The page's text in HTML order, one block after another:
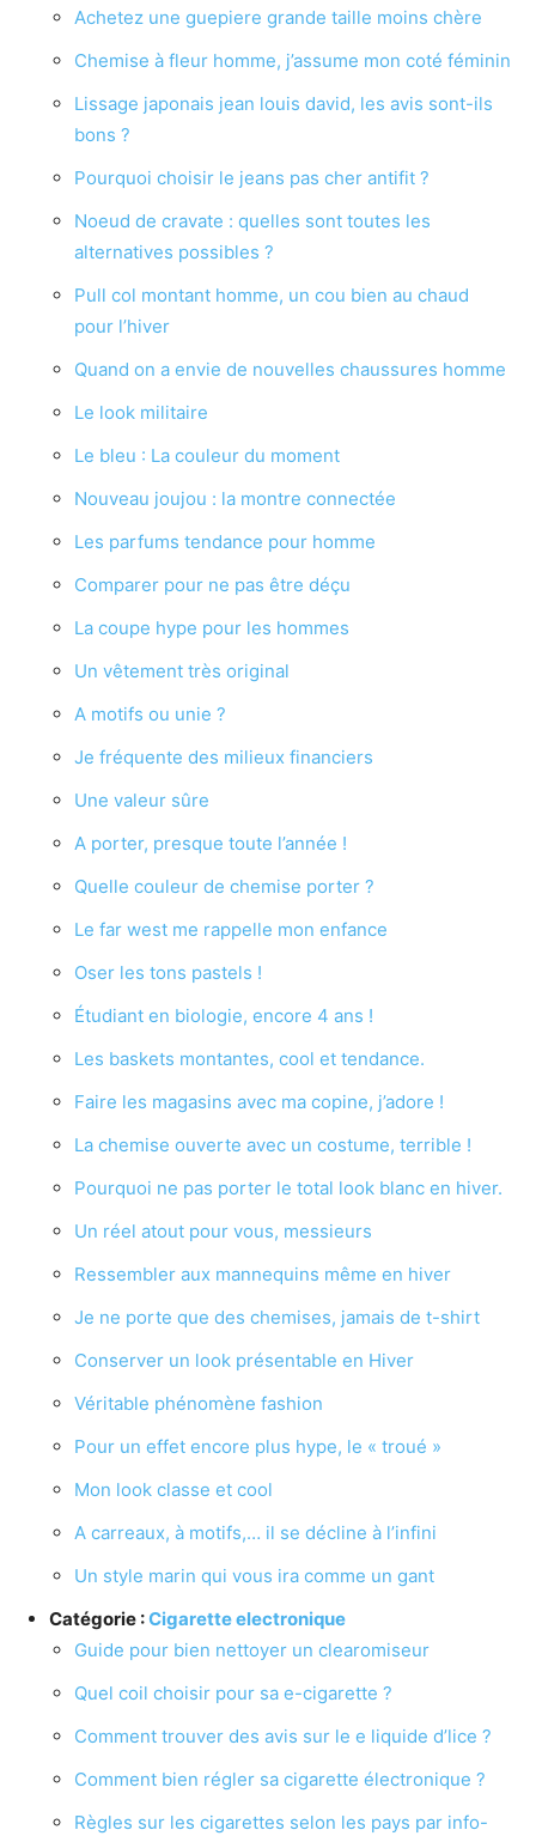
Achetez une guepiere grande taille moins chère
Chemise à fleur homme, j’assume mon coté féminin
Lissage japonais jean louis david, les avis sont-ils
bons ?
Pourquoi choisir le jeans pas cher antifit ?
Noeud de cravate : quelles sont toutes les
alternatives possibles ?
Pull col montant homme, un cou bien au chaud
pour l’hiver
Quand on a envie de nouvelles chaussures homme
Le look militaire
Le bleu : La couleur du moment
Nouveau joujou : la montre connectée
Les parfums tendance pour homme
Comparer pour ne pas être déçu
La coupe hype pour les hommes
Un vêtement très original
A motifs ou unie ?
Je fréquente des milieux financiers
Une valeur sûre
A porter, presque toute l’année !
Quelle couleur de chemise porter ?
Le far west me rappelle mon enfance
Oser les tons pastels !
Étudiant en biologie, encore 4 ans !
Les baskets montantes, cool et tendance.
Faire les magasins avec ma copine, j’adore !
La chemise ouverte avec un costume, terrible !
Pourquoi ne pas porter le total look blanc en hiver.
Un réel atout pour vous, messieurs
Ressembler aux mannequins même en hiver
Je ne porte que des chemises, jamais de t-shirt
Conserver un look présentable en Hiver
Véritable phénomène fashion
Pour un effet encore plus hype, le « troué »
Mon look classe et cool
A carreaux, à motifs,… il se décline à l’infini
Un style marin qui vous ira comme un gant
Catégorie :Cigarette electronique
Guide pour bien nettoyer un clearomiseur
Quel coil choisir pour sa e-cigarette ?
Comment trouver des avis sur le e liquide d’lice ?
Comment bien régler sa cigarette électronique ?
Règles sur les cigarettes selon les pays par info-